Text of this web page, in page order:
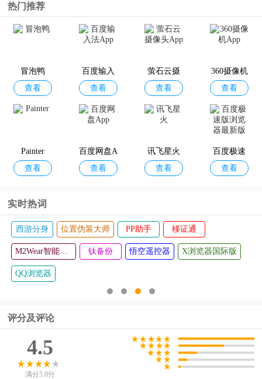
热门推荐
冒泡鸭
查看
百度输入
法App
查看
萤石云摄
像头App
查看
360摄像机
App
查看
Painter
查看
百度网盘A
pp
查看
讯飞星火
查看
百度极速
版浏览器
查看
实时热词
西游分身 位置伪装大师 PP助手 移证通
M2Wear智能手表app 钛备份 悟空遥控器 X浏览器国际版
QQ浏览器
评分及评论
4.5
满分5.0分